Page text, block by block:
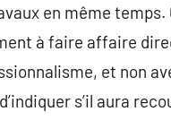
en même temps.
à faire affaire
et non
s’il aura